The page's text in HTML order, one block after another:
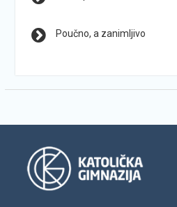
Poučno, a zanimljivo